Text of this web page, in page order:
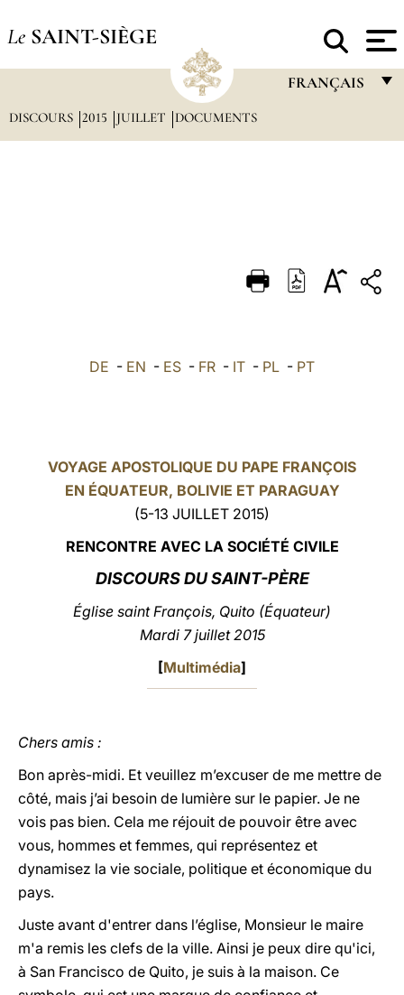
Le SAINT-SIÈGE
FRANÇAIS
DEUTSCH
العربيّة
DISCOURS 2015 JUILLET DOCUMENTS
DE - EN - ES - FR - IT - PL - PT
VOYAGE APOSTOLIQUE DU PAPE FRANÇOIS
EN ÉQUATEUR, BOLIVIE ET PARAGUAY
(5-13 JUILLET 2015)
RENCONTRE AVEC LA SOCIÉTÉ CIVILE
DISCOURS DU SAINT-PÈRE
Église saint François, Quito (Équateur)
Mardi 7 juillet 2015
[Multimédia]
Chers amis :
Bon après-midi. Et veuillez m’excuser de me mettre de
côté, mais j’ai besoin de lumière sur le papier. Je ne
vois pas bien. Cela me réjouit de pouvoir être avec
vous, hommes et femmes, qui représentez et
dynamisez la vie sociale, politique et économique du
pays.
Juste avant d'entrer dans l’église, Monsieur le maire
m'a remis les clefs de la ville. Ainsi je peux dire qu'ici,
à San Francisco de Quito, je suis à la maison. Ce